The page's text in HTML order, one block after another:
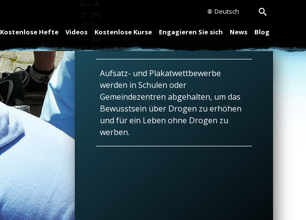
Deutsch
Kostenlose Hefte Videos Kostenlose Kurse Engagieren Sie sich News Blog
Aufsatz- und Plakatwettbewerbe
werden in Schulen oder
Gemeindezentren abgehalten, um das
Bewusstsein über Drogen zu erhöhen
und für ein Leben ohne Drogen zu
werben.